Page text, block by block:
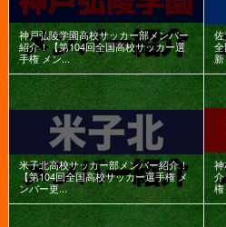
神戸弘陵学園高校サッカー部メンバー
紹介！【第104回全国高校サッカー選
手権 メン...
米子北高校サッカー部メンバー紹介！
【第104回全国高校サッカー選手権 メ
ンバー更...